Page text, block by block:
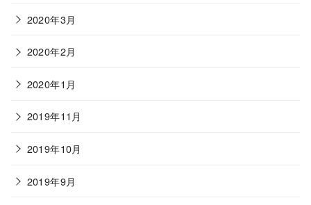
2020年3月
2020年2月
2020年1月
2019年11月
2019年10月
2019年9月